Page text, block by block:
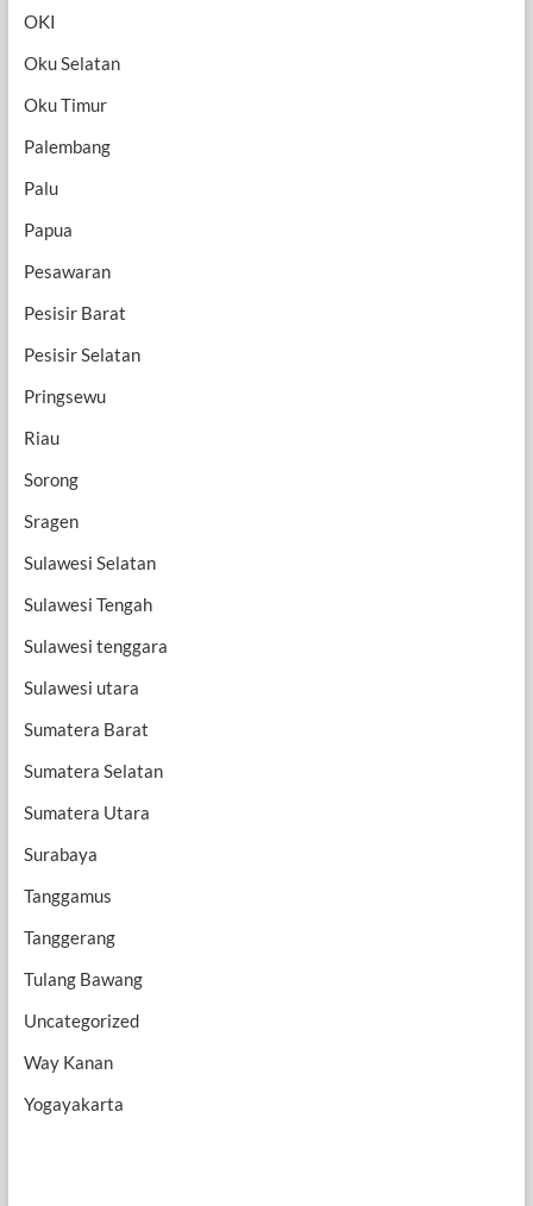
OKI
Oku Selatan
Oku Timur
Palembang
Palu
Papua
Pesawaran
Pesisir Barat
Pesisir Selatan
Pringsewu
Riau
Sorong
Sragen
Sulawesi Selatan
Sulawesi Tengah
Sulawesi tenggara
Sulawesi utara
Sumatera Barat
Sumatera Selatan
Sumatera Utara
Surabaya
Tanggamus
Tanggerang
Tulang Bawang
Uncategorized
Way Kanan
Yogayakarta